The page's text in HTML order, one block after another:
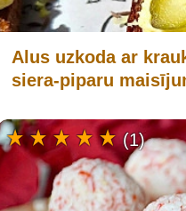
Alus uzkoda ar
siera-piparu
(1)